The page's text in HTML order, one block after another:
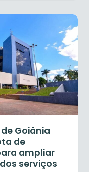
Goiânia
de
ampliar
serviços